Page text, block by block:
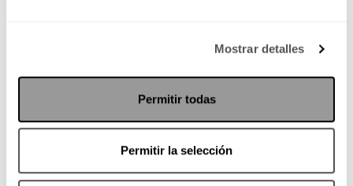
Mostrar detalles
Permitir todas
Permitir la selección